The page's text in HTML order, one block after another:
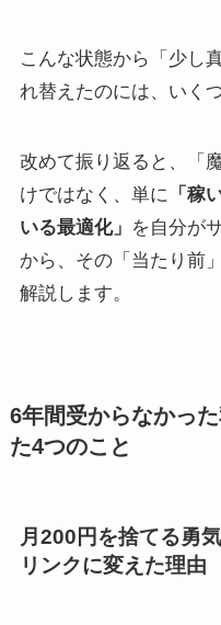
こんな状態から「少し
れ替えたのには、いく
改めて振り返ると、「
けではなく、単に 「稼
いる最適化」 を自分が
から、その「当たり前
解説します。
6年間受からなかっ
た4つのこと
月200円を捨てる勇
リンクに変えた理由